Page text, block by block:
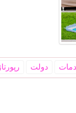
دولت رپورتاژ